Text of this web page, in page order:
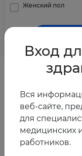
Женский пол
Вход
Вся
веб-сайте,
для
медицинских
работников.